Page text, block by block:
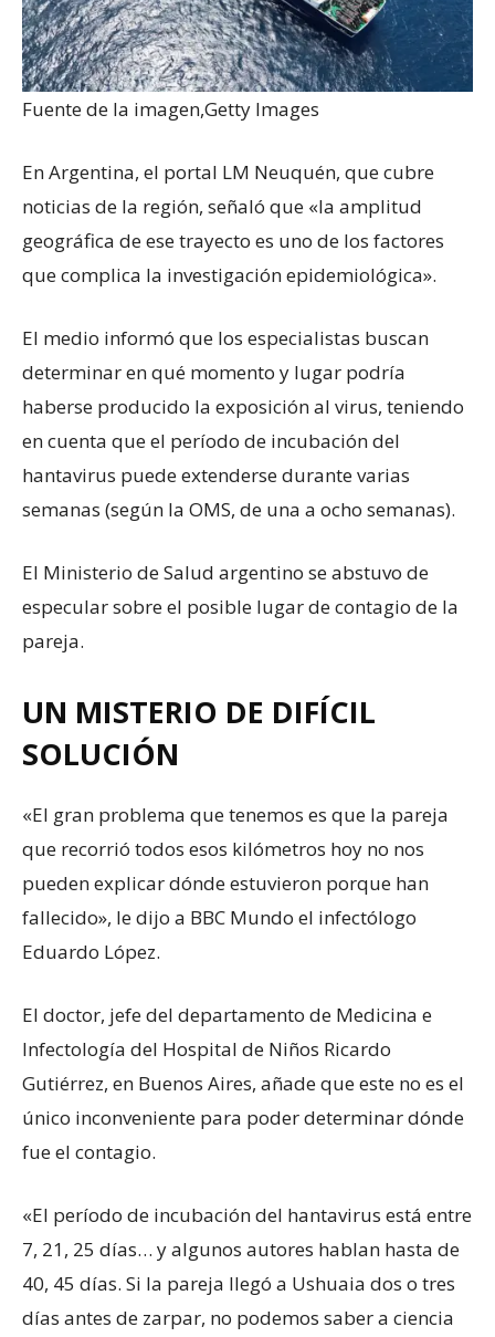
Fuente de la imagen,Getty Images
En Argentina, el portal LM Neuquén, que cubre
noticias de la región, señaló que «la amplitud
geográfica de ese trayecto es uno de los factores
que complica la investigación epidemiológica».
El medio informó que los especialistas buscan
determinar en qué momento y lugar podría
haberse producido la exposición al virus, teniendo
en cuenta que el período de incubación del
hantavirus puede extenderse durante varias
semanas (según la OMS, de una a ocho semanas).
El Ministerio de Salud argentino se abstuvo de
especular sobre el posible lugar de contagio de la
pareja.
UN MISTERIO DE DIFÍCIL
SOLUCIÓN
«El gran problema que tenemos es que la pareja
que recorrió todos esos kilómetros hoy no nos
pueden explicar dónde estuvieron porque han
fallecido», le dijo a BBC Mundo el infectólogo
Eduardo López.
El doctor, jefe del departamento de Medicina e
Infectología del Hospital de Niños Ricardo
Gutiérrez, en Buenos Aires, añade que este no es el
único inconveniente para poder determinar dónde
fue el contagio.
«El período de incubación del hantavirus está entre
7, 21, 25 días… y algunos autores hablan hasta de
40, 45 días. Si la pareja llegó a Ushuaia dos o tres
días antes de zarpar, no podemos saber a ciencia